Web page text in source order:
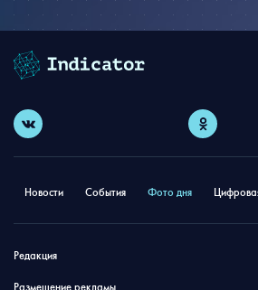
Новости События Фото дня
Редакция
Размещение рекламы